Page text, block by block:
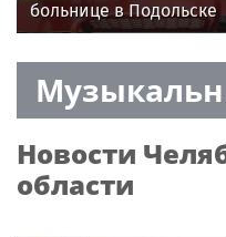
больнице в Подольске
потушили
Новости
области